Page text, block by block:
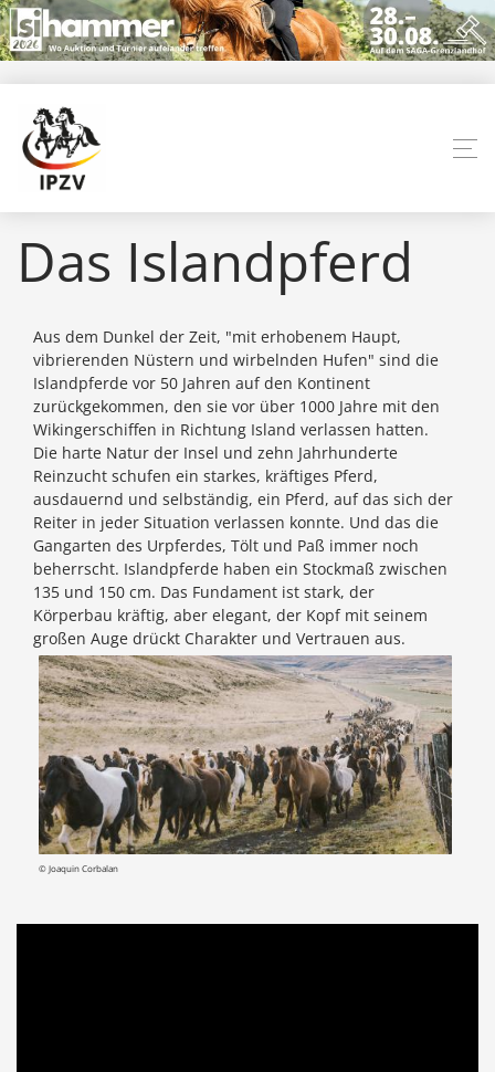
Das Islandpferd
Aus dem Dunkel der Zeit, "mit erhobenem Haupt,
vibrierenden Nüstern und wirbelnden Hufen" sind die
Islandpferde vor 50 Jahren auf den Kontinent
zurückgekommen, den sie vor über 1000 Jahre mit den
Wikingerschiffen in Richtung Island verlassen hatten.
Die harte Natur der Insel und zehn Jahrhunderte
Reinzucht schufen ein starkes, kräftiges Pferd,
ausdauernd und selbständig, ein Pferd, auf das sich der
Reiter in jeder Situation verlassen konnte. Und das die
Gangarten des Urpferdes, Tölt und Paß immer noch
beherrscht. Islandpferde haben ein Stockmaß zwischen
135 und 150 cm. Das Fundament ist stark, der
Körperbau kräftig, aber elegant, der Kopf mit seinem
großen Auge drückt Charakter und Vertrauen aus.
© Joaquin Corbalan